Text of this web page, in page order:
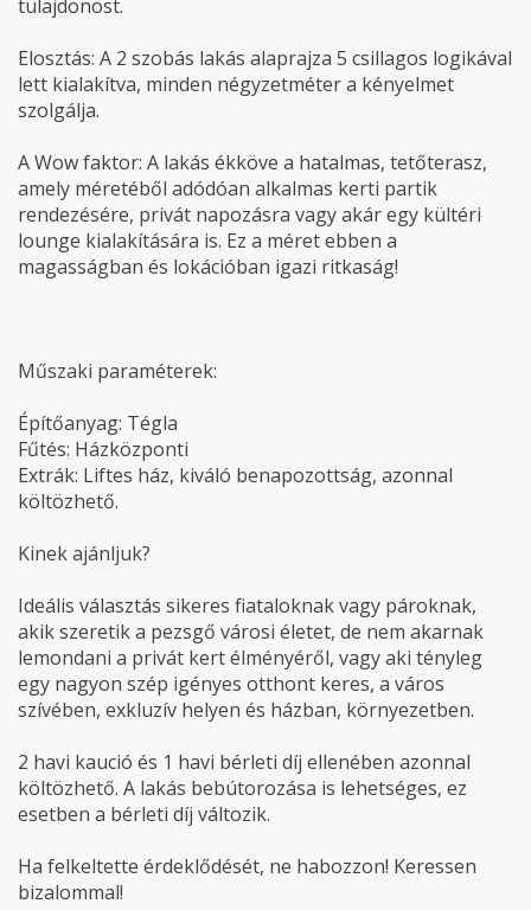
tulajdonost.
Elosztás: A 2 szobás lakás alaprajza 5 csillagos logikával
lett kialakítva, minden négyzetméter a kényelmet
szolgálja.
A Wow faktor: A lakás ékköve a hatalmas, tetőterasz,
amely méretéből adódóan alkalmas kerti partik
rendezésére, privát napozásra vagy akár egy kültéri
lounge kialakítására is. Ez a méret ebben a
magasságban és lokációban igazi ritkaság!
Műszaki paraméterek:
Építőanyag: Tégla
Fűtés: Házközponti
Extrák: Liftes ház, kiváló benapozottság, azonnal
költözhető.
Kinek ajánljuk?
Ideális választás sikeres fiataloknak vagy pároknak,
akik szeretik a pezsgő városi életet, de nem akarnak
lemondani a privát kert élményéről, vagy aki tényleg
egy nagyon szép igényes otthont keres, a város
szívében, exkluzív helyen és házban, környezetben.
2 havi kaució és 1 havi bérleti díj ellenében azonnal
költözhető. A lakás bebútorozása is lehetséges, ez
esetben a bérleti díj változik.
Ha felkeltette érdeklődését, ne habozzon! Keressen
bizalommal!